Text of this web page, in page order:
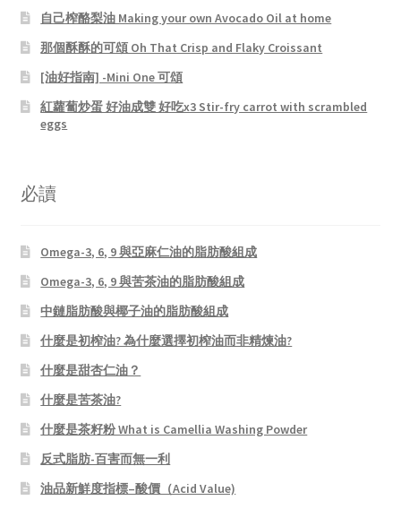
自己榨酪梨油 Making your own Avocado Oil at home
那個酥酥的可頌 Oh That Crisp and Flaky Croissant
[油好指南] -Mini One 可頌
紅蘿蔔炒蛋 好油成雙 好吃x3 Stir-fry carrot with scrambled
eggs
必讀
Omega-3, 6, 9 與亞麻仁油的脂肪酸組成
Omega-3, 6, 9 與苦茶油的脂肪酸組成
中鏈脂肪酸與椰子油的脂肪酸組成
什麼是初榨油? 為什麼選擇初榨油而非精煉油?
什麼是甜杏仁油？
什麼是苦茶油?
什麼是茶籽粉 What is Camellia Washing Powder
反式脂肪-百害而無一利
油品新鮮度指標–酸價（Acid Value)